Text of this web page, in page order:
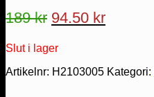
189kr Det
priset
var:
94.50 krDet
är:
Slut i lager
Artikelnr: H2103005 Kategori: